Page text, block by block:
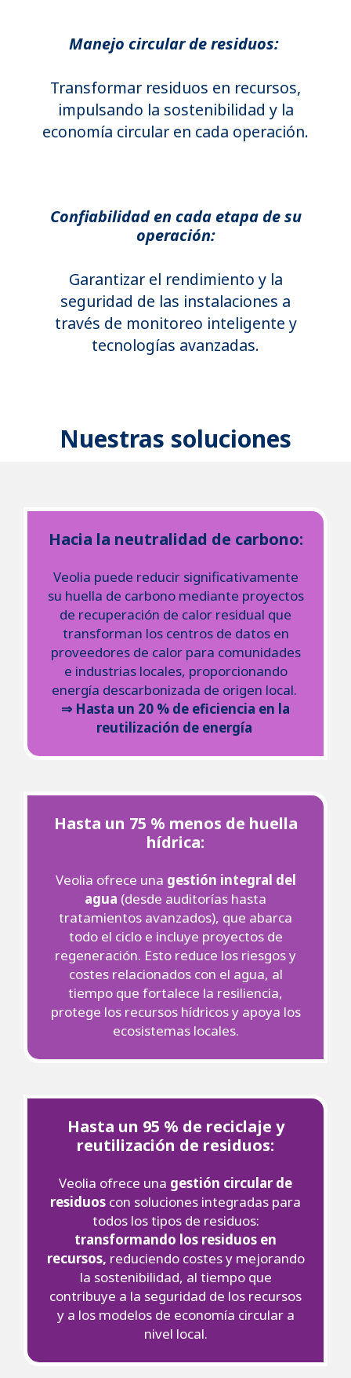
Manejo circular de residuos:
Transformar residuos en recursos,
impulsando la sostenibilidad y la
economía circular en cada operación.
Confiabilidad en cada etapa de su
operación:
Garantizar el rendimiento y la
seguridad de las instalaciones a
través de monitoreo inteligente y
tecnologías avanzadas.
Nuestras soluciones
Hacia la neutralidad de carbono:
Veolia puede reducir significativamente
su huella de carbono mediante proyectos
de recuperación de calor residual que
transforman los centros de datos en
proveedores de calor para comunidades
e industrias locales, proporcionando
energía descarbonizada de origen local.
⇒ Hasta un 20 % de eficiencia en la
reutilización de energía
Hasta un 75 % menos de huella
hídrica:
Veolia ofrece una gestión integral del
agua (desde auditorías hasta
tratamientos avanzados), que abarca
todo el ciclo e incluye proyectos de
regeneración. Esto reduce los riesgos y
costes relacionados con el agua, al
tiempo que fortalece la resiliencia,
protege los recursos hídricos y apoya los
ecosistemas locales.
Hasta un 95 % de reciclaje y
reutilización de residuos:
Veolia ofrece una gestión circular de
residuos con soluciones integradas para
todos los tipos de residuos:
transformando los residuos en
recursos, reduciendo costes y mejorando
la sostenibilidad, al tiempo que
contribuye a la seguridad de los recursos
y a los modelos de economía circular a
nivel local.